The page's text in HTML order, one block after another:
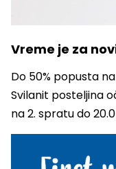
Vreme je za
Do 50% popusta
Svilanit posteljina
na 2. spratu do